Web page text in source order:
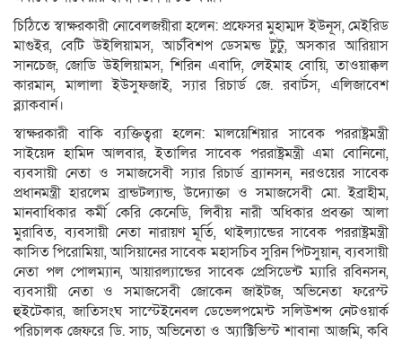
চিঠিতে স্বাক্ষরকারী নোবেলজয়ীরা হলেন: প্রফেসর মুহাম্মদ ইউনূস, মেইরিড
মাগুইর, বেটি উইলিয়ামস, আর্চবিশপ ডেসমন্ড টুটু, অসকার আরিয়াস
সানচেজ, জোডি উইলিয়ামস, শিরিন এবাদি, লেইমাহ বোয়ি, তাওয়াক্কল
কারমান, মালালা ইউসুফজাই, স্যার রিচার্ড জে. রবার্টস, এলিজাবেশ
ব্ল্যাকবার্ন।
স্বাক্ষরকারী বাকি ব্যক্তিত্বরা হলেন: মালয়েশিয়ার সাবেক পররাষ্ট্রমন্ত্রী
সাইয়েদ হামিদ আলবার, ইতালির সাবেক পররাষ্ট্রমন্ত্রী এমা বোনিনো,
ব্যবসায়ী নেতা ও সমাজসেবী স্যার রিচার্ড ব্র্যানসন, নরওয়ের সাবেক
প্রধানমন্ত্রী হারলেম ব্রান্ডটল্যান্ড, উদ্যোক্তা ও সমাজসেবী মো. ইব্রাহীম,
মানবাধিকার কর্মী কেরি কেনেডি, লিবীয় নারী অধিকার প্রবক্তা আলা
মুরাবিত, ব্যবসায়ী নেতা নারায়ণ মূর্তি, থাইল্যান্ডের সাবেক পররাষ্ট্রমন্ত্রী
কাসিত পিরোমিয়া, আসিয়ানের সাবেক মহাসচিব সুরিন পিটসুয়ান, ব্যবসায়ী
নেতা পল পোলম্যান, আয়ারল্যান্ডের সাবেক প্রেসিডেন্ট ম্যারি রবিনসন,
ব্যবসায়ী নেতা ও সমাজসেবী জোকেন জাইটজ, অভিনেতা ফরেস্ট
হুইটেকার, জাতিসংঘ সাস্টেইনেবল ডেভেলপমেন্ট সলিউশন্স নেটওয়ার্ক
পরিচালক জেফরে ডি. সাচ, অভিনেতা ও অ্যাক্টিভিস্ট শাবানা আজমি, কবি